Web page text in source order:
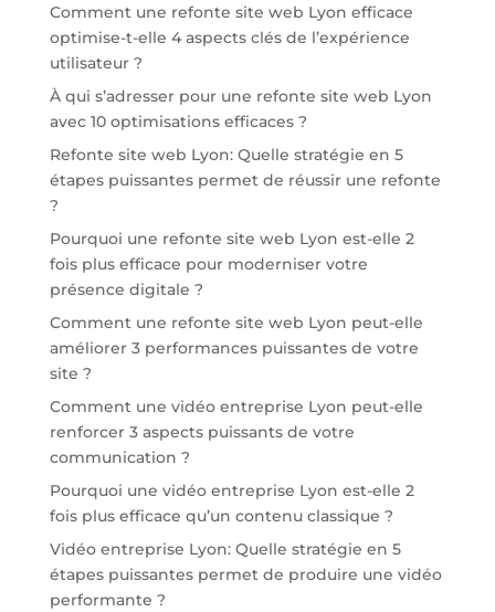
Comment une refonte site web Lyon efficace
optimise-t-elle 4 aspects clés de l’expérience
utilisateur ?
À qui s’adresser pour une refonte site web Lyon
avec 10 optimisations efficaces ?
Refonte site web Lyon: Quelle stratégie en 5
étapes puissantes permet de réussir une refonte
?
Pourquoi une refonte site web Lyon est-elle 2
fois plus efficace pour moderniser votre
présence digitale ?
Comment une refonte site web Lyon peut-elle
améliorer 3 performances puissantes de votre
site ?
Comment une vidéo entreprise Lyon peut-elle
renforcer 3 aspects puissants de votre
communication ?
Pourquoi une vidéo entreprise Lyon est-elle 2
fois plus efficace qu’un contenu classique ?
Vidéo entreprise Lyon: Quelle stratégie en 5
étapes puissantes permet de produire une vidéo
performante ?